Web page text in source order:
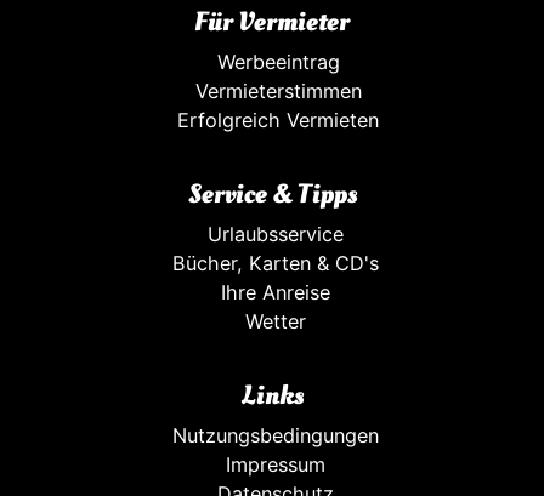
Für Vermieter
Werbeeintrag
Vermieterstimmen
Erfolgreich Vermieten
Service & Tipps
Urlaubsservice
Bücher, Karten & CD's
Ihre Anreise
Wetter
Links
Nutzungsbedingungen
Impressum